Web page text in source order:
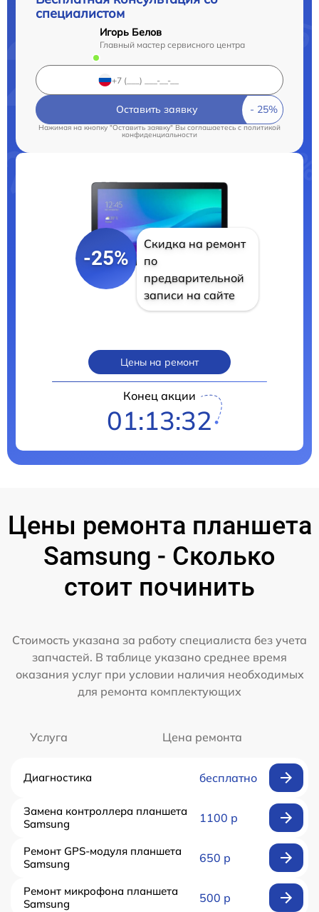
специалистом
Игорь Белов
Главный мастер сервисного центра
Оставить заявку
Нажимая на кнопку "Оставить заявку" Вы соглашаетесь c политикой
конфиденциальности
-25%
Скидка на ремонт
по
предварительной
записи на сайте
Цены на ремонт
Конец акции
01:13:31
Цены ремонта планшета
Samsung - Сколько
стоит починить
Стоимость указана за работу специалиста без учета
запчастей. В таблице указано среднее время
оказания услуг при условии наличия необходимых
для ремонта комплектующих
Услуга Цена ремонта
Диагностика бесплатно
Замена контроллера планшета
Samsung
1100 р
Ремонт GPS-модуля планшета
Samsung
650 р
Ремонт микрофона планшета
Samsung
500 р